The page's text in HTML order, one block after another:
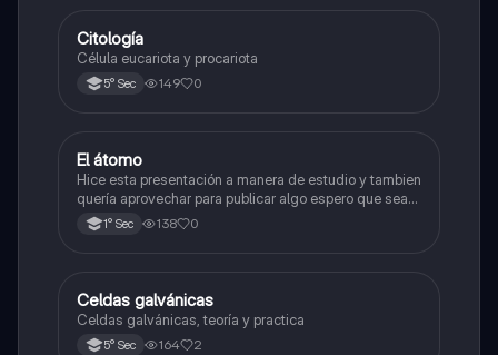
Ciencia y Tecnología
Citología
Célula eucariota y procariota
5° Sec 149 0
Ciencia y Tecnología
El átomo
Hice esta presentación a manera de estudio y tambien
quería aprovechar para publicar algo espero que sea
de su agrado , habla del átomo y lo básico sobre el,
solo eso bye
1° Sec 138 0
Química
Celdas galvánicas
Celdas galvánicas, teoría y practica
5° Sec 164 2